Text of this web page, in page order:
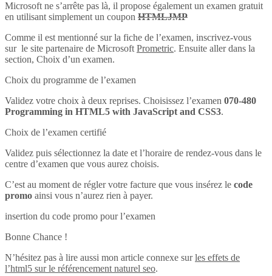
Microsoft ne s’arrête pas là, il propose également un examen gratuit
en utilisant simplement un coupon HTMLJMP
Comme il est mentionné sur la fiche de l’examen, inscrivez-vous
sur le site partenaire de Microsoft Prometric. Ensuite aller dans la
section, Choix d’un examen.
Choix du programme de l’examen
Validez votre choix à deux reprises. Choisissez l’examen 070-480
Programming in HTML5 with JavaScript and CSS3.
Choix de l’examen certifié
Validez puis sélectionnez la date et l’horaire de rendez-vous dans le
centre d’examen que vous aurez choisis.
C’est au moment de régler votre facture que vous insérez le code
promo ainsi vous n’aurez rien à payer.
insertion du code promo pour l’examen
Bonne Chance !
N’hésitez pas à lire aussi mon article connexe surles effets de
l’html5 sur le référencement naturel seo.